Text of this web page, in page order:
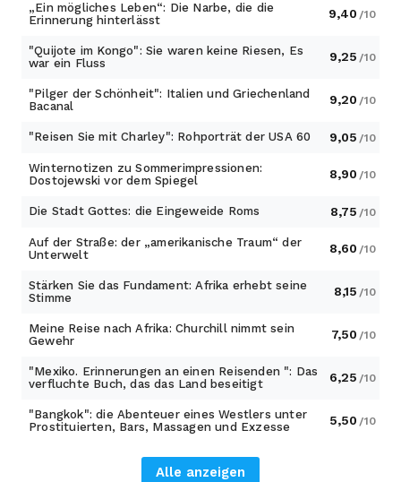
„Ein mögliches Leben“: Die Narbe, die die
Erinnerung hinterlässt
9,40 /10
"Quijote im Kongo": Sie waren keine Riesen, Es
war ein Fluss
9,25 /10
"Pilger der Schönheit": Italien und Griechenland
Bacanal
9,20 /10
"Reisen Sie mit Charley": Rohporträt der USA 60 9,05 /10
Winternotizen zu Sommerimpressionen:
Dostojewski vor dem Spiegel
8,90 /10
Die Stadt Gottes: die Eingeweide Roms 8,75 /10
Auf der Straße: der „amerikanische Traum“ der
Unterwelt
8,60 /10
Stärken Sie das Fundament: Afrika erhebt seine
Stimme
8,15 /10
Meine Reise nach Afrika: Churchill nimmt sein
Gewehr
7,50 /10
"Mexiko. Erinnerungen an einen Reisenden ": Das
verfluchte Buch, das das Land beseitigt
6,25 /10
"Bangkok": die Abenteuer eines Westlers unter
Prostituierten, Bars, Massagen und Exzesse
5,50 /10
Alle anzeigen